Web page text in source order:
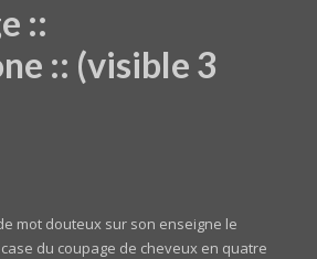
::
:: (visible 3
mot douteux sur son enseigne le
du coupage de cheveux en quatre